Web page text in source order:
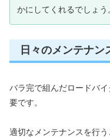
かにしてくれるでしょう
日々のメンテナン
バラ完で組んだロードバ
要です。
適切なメンテナンスを行